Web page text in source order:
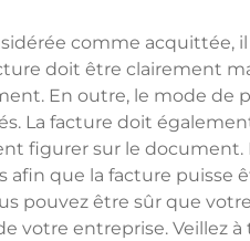
comme acquittée,
doit être clairement
En outre, le mode de
La facture doit
figurer sur le
que la facture puisse
pouvez être sûr que
votre entreprise. Veillez